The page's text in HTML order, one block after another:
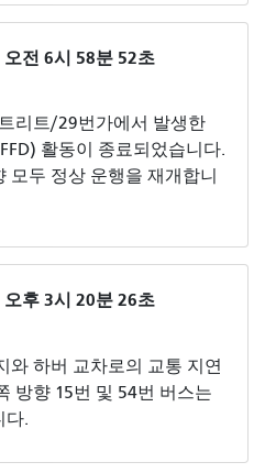
전 6시 58분 52초
리트/29번가에서 발생한
활동이 종료되었습니다.
모두 정상 운행을 재개합니
후 3시 20분 26초
와 하버 교차로의 교통 지연
방향 15번 및 54번 버스는
다.